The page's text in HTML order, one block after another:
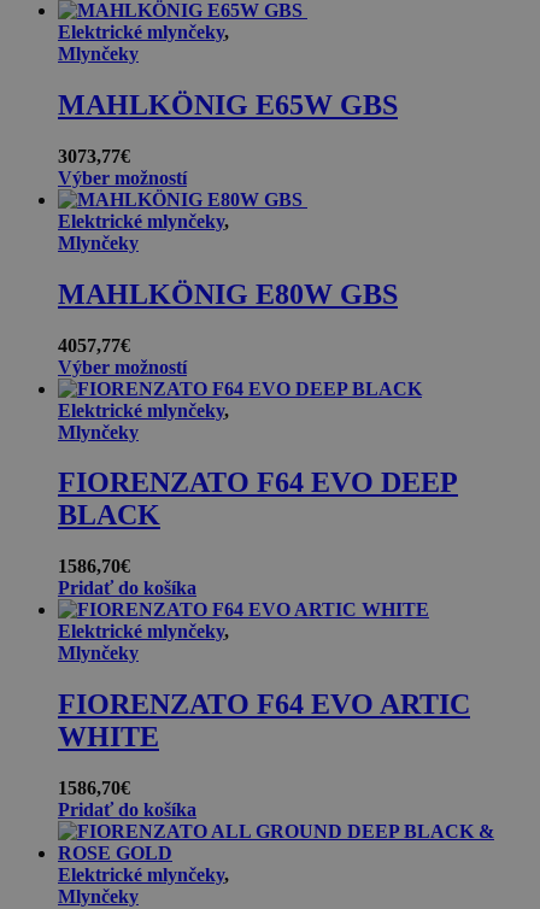
Elektrické mlynčeky,
Mlynčeky
MAHLKÖNIG E65W GBS
3073,77€
Výber možností
Elektrické mlynčeky,
Mlynčeky
MAHLKÖNIG E80W GBS
4057,77€
Výber možností
Elektrické mlynčeky,
Mlynčeky
FIORENZATO F64 EVO DEEP
BLACK
1586,70€
Pridať do košíka
Elektrické mlynčeky,
Mlynčeky
FIORENZATO F64 EVO ARTIC
WHITE
1586,70€
Pridať do košíka
Elektrické mlynčeky,
Mlynčeky